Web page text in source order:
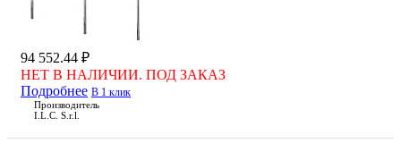
94 552.44 ₽
НЕТ В НАЛИЧИИ. ПОД ЗАКАЗ
Подробнее В 1 клик
Производитель
I.L.C. S.r.l.